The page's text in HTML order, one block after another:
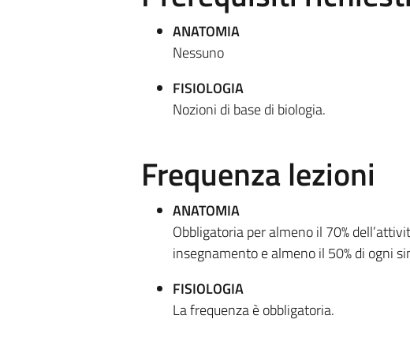
ANATOMIA
Nessuno
FISIOLOGIA
Nozioni di base di biologia.
Frequenza lezioni
ANATOMIA
Obbligatoria per almeno il 70%
insegnamento e almeno il 50% di ogni
FISIOLOGIA
La frequenza è obbligatoria.